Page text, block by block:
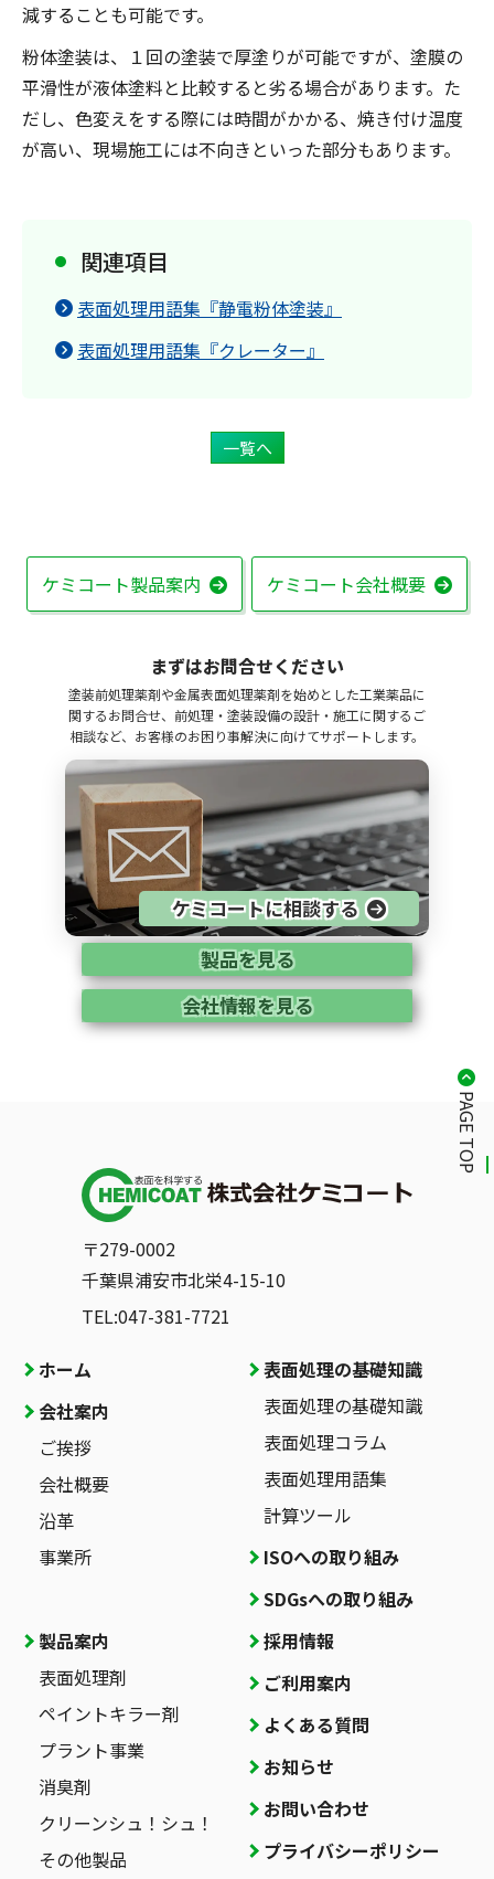
減することも可能です。
粉体塗装は、１回の塗装で厚塗りが可能ですが、塗膜の
平滑性が液体塗料と比較すると劣る場合があります。た
だし、色変えをする際には時間がかかる、焼き付け温度
が高い、現場施工には不向きといった部分もあります。
関連項目
表面処理用語集『静電粉体塗装』
表面処理用語集『クレーター』
一覧へ
ケミコート製品案内 ケミコート会社概要
まずはお問合せください
塗装前処理薬剤や金属表面処理薬剤を始めとした工業薬品に
関するお問合せ、前処理・塗装設備の設計・施工に関するご
相談など、お客様のお困り事解決に向けてサポートします。
ケミコートに相談する
製品を見る
会社情報を見る
〒279-0002
千葉県浦安市北栄4-15-10
TEL:047-381-7721
ホーム
会社案内
ご挨拶
会社概要
沿革
事業所
製品案内
表面処理剤
ペイントキラー剤
プラント事業
消臭剤
クリーンシュ！シュ！
その他製品
表面処理の基礎知識
表面処理の基礎知識
表面処理コラム
表面処理用語集
計算ツール
ISOへの取り組み
SDGsへの取り組み
採用情報
ご利用案内
よくある質問
お知らせ
お問い合わせ
プライバシーポリシー
PAGE TOP